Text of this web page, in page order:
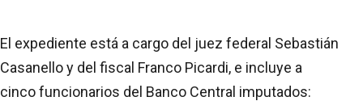
El expediente está a cargo del juez federal Sebastián
Casanello y del fiscal Franco Picardi, e incluye a
cinco funcionarios del Banco Central imputados: